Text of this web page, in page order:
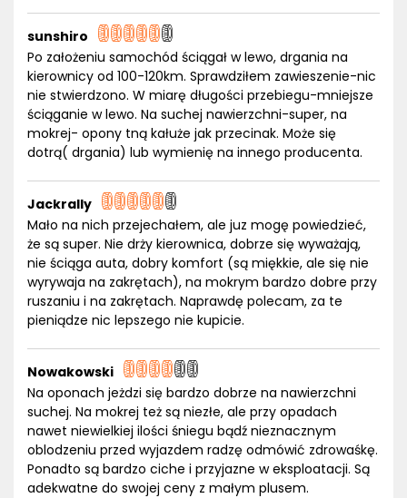
sunshiro
Po założeniu samochód ściągał w lewo, drgania na
kierownicy od 100-120km. Sprawdziłem zawieszenie-nic
nie stwierdzono. W miarę długości przebiegu-mniejsze
ściąganie w lewo. Na suchej nawierzchni-super, na
mokrej- opony tną kałuże jak przecinak. Może się
dotrą( drgania) lub wymienię na innego producenta.
Jackrally
Mało na nich przejechałem, ale juz mogę powiedzieć,
że są super. Nie drży kierownica, dobrze się wyważają,
nie ściąga auta, dobry komfort (są miękkie, ale się nie
wyrywaja na zakrętach), na mokrym bardzo dobre przy
ruszaniu i na zakrętach. Naprawdę polecam, za te
pieniądze nic lepszego nie kupicie.
Nowakowski
Na oponach jeżdzi się bardzo dobrze na nawierzchni
suchej. Na mokrej też są niezłe, ale przy opadach
nawet niewielkiej ilości śniegu bądź nieznacznym
oblodzeniu przed wyjazdem radzę odmówić zdrowaśkę.
Ponadto są bardzo ciche i przyjazne w eksploatacji. Są
adekwatne do swojej ceny z małym plusem.